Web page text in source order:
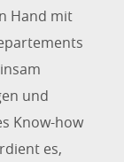
Hand mit
und
Know-how
es,